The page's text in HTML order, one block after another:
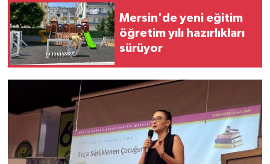
Mersin'de yeni eğitim
öğretim yılı hazırlıkları
sürüyor